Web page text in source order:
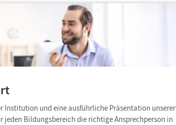
Institution und eine ausführliche Präsentation unserer
Bildungsbereich die richtige Ansprechperson in